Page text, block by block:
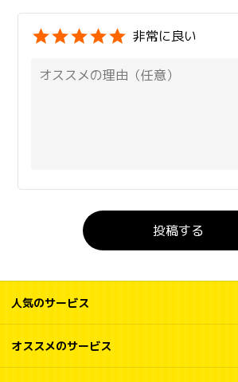
非常に良い
投稿する
人気のサービス
オススメのサービス